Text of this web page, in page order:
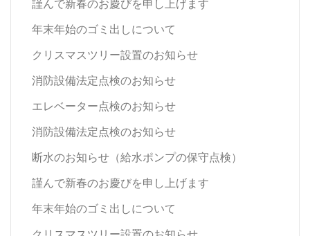
謹んで新春のお慶びを申し上げます
年末年始のゴミ出しについて
クリスマスツリー設置のお知らせ
消防設備法定点検のお知らせ
エレベーター点検のお知らせ
消防設備法定点検のお知らせ
断水のお知らせ（給水ポンプの保守点検）
謹んで新春のお慶びを申し上げます
年末年始のゴミ出しについて